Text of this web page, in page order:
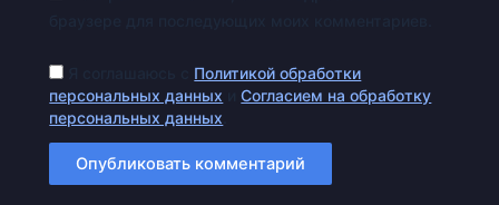
Политикой обработки
персональных данных иСогласием на обработку
персональных данных